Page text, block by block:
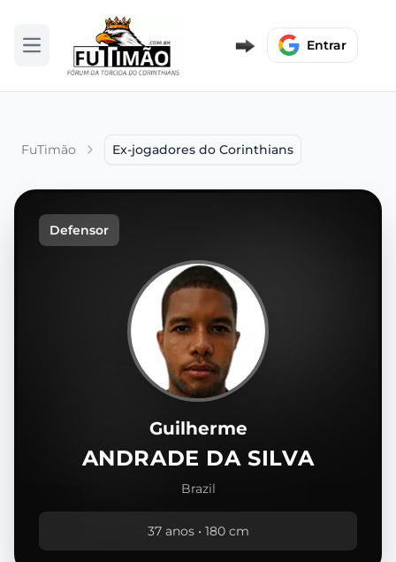
Abrir menu Entrar
FuTimão Ex-jogadores do Corinthians
Defensor
Guilherme
ANDRADE DA SILVA
Brazil
37 anos • 180 cm